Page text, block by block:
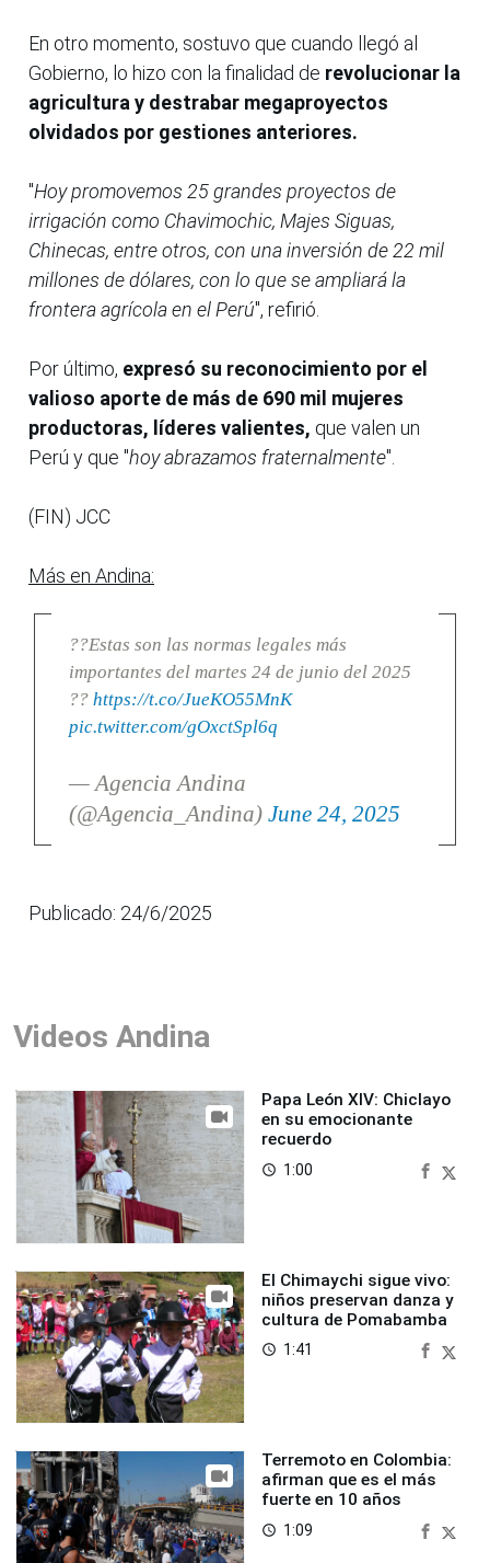
En otro momento, sostuvo que cuando llegó al
Gobierno, lo hizo con la finalidad de revolucionar la
agricultura y destrabar megaproyectos
olvidados por gestiones anteriores.
"Hoy promovemos 25 grandes proyectos de
irrigación como Chavimochic, Majes Siguas,
Chinecas, entre otros, con una inversión de 22 mil
millones de dólares, con lo que se ampliará la
frontera agrícola en el Perú", refirió.
Por último, expresó su reconocimiento por el
valioso aporte de más de 690 mil mujeres
productoras, líderes valientes, que valen un
Perú y que "hoy abrazamos fraternalmente".
(FIN) JCC
Más en Andina:
??Estas son las normas legales más
importantes del martes 24 de junio del 2025
?? https://t.co/JueKO55MnK
pic.twitter.com/gOxctSpl6q
— Agencia Andina
(@Agencia_Andina) June 24, 2025
Publicado: 24/6/2025
Videos Andina
Papa León XIV: Chiclayo
en su emocionante
recuerdo
access_time 1:00
El Chimaychi sigue vivo:
niños preservan danza y
cultura de Pomabamba
access_time 1:41
Terremoto en Colombia:
afirman que es el más
fuerte en 10 años
access_time 1:09